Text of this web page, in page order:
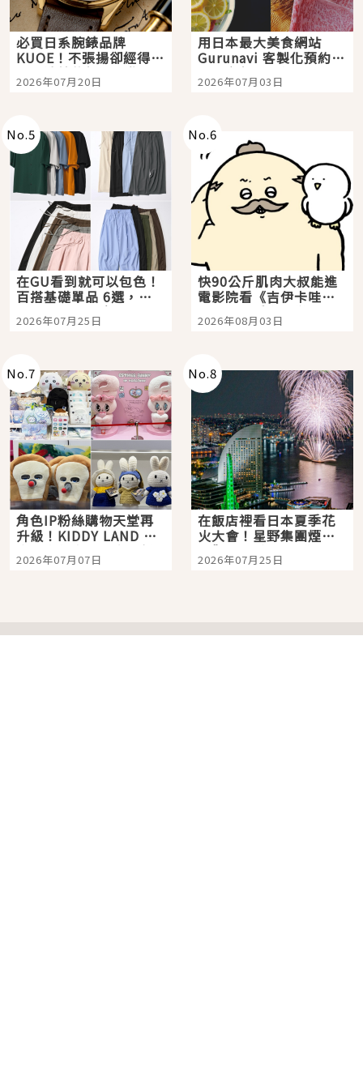
必買日系腕錶品牌
KUOE！不張揚卻經得起
時間洗鍊的經典之作五
選
2026年07月20日
用日本最大美食網站
Gurunavi 客製化預約九
大都市餐廳，打造專屬
美食體驗！
2026年07月03日
No.5
在GU看到就可以包色！
百搭基礎單品 6選，閉
眼全收也不心疼
2026年07月25日
No.6
快90公斤肌肉大叔能進
電影院看《吉伊卡哇》
嗎？日本重金屬樂團
「打首」會長與nagano
2026年08月03日
No.7
角色IP粉絲購物天堂再
升級！KIDDY LAND 原
宿店吉伊卡哇迎客，新
開幕 OMOKADO 店3分
2026年07月07日
No.8
在飯店裡看日本夏季花
火大會！星野集團煙火
景觀飯店6選，讓你不用
人擠人悠閒欣賞
2026年07月25日